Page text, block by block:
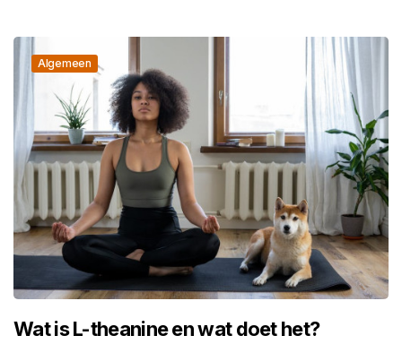
Algemeen
Wat is L-theanine en wat doet het?